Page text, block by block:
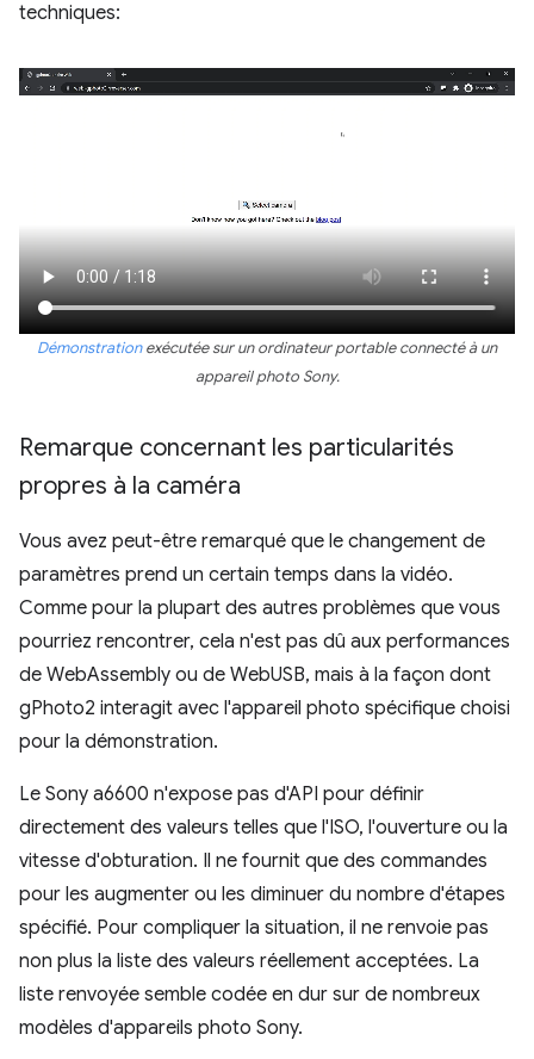
techniques:
Démonstrationexécutée sur un ordinateur portable connecté à un
appareil photo Sony.
Remarque concernant les particularités
propres à la caméra
Vous avez peut-être remarqué que le changement de
paramètres prend un certain temps dans la vidéo.
Comme pour la plupart des autres problèmes que vous
pourriez rencontrer, cela n'est pas dû aux performances
de WebAssembly ou de WebUSB, mais à la façon dont
gPhoto2 interagit avec l'appareil photo spécifique choisi
pour la démonstration.
Le Sony a6600 n'expose pas d'API pour définir
directement des valeurs telles que l'ISO, l'ouverture ou la
vitesse d'obturation. Il ne fournit que des commandes
pour les augmenter ou les diminuer du nombre d'étapes
spécifié. Pour compliquer la situation, il ne renvoie pas
non plus la liste des valeurs réellement acceptées. La
liste renvoyée semble codée en dur sur de nombreux
modèles d'appareils photo Sony.